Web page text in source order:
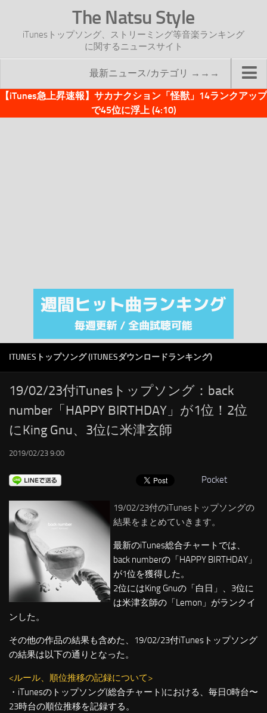
The Natsu Style
iTunesトップソング、ストリーミング等音楽ランキング
に関するニュースサイト
最新ニュース/カテゴリ →→→
TOP
注目カテゴリ
オリジナルiTunes週間トップソング
RSS
LINKS
【iTunes急上昇速報】サカナクション「怪獣」14ランクアップ
で45位に浮上 (4:10)
ITUNESトップソング (ITUNESダウンロードランキング)
19/02/23付iTunesトップソング：back
number「HAPPY BIRTHDAY」が1位！2位
にKing Gnu、3位に米津玄師
2019/02/23 9:00
Pocket
19/02/23付のiTunesトップソングの
結果をまとめていきます。
最新のiTunes総合チャートでは、
back numberの「HAPPY BIRTHDAY」
が1位を獲得した。
2位にはKing Gnuの「白日」、3位に
は米津玄師の「Lemon」がランクイ
ンした。
その他の作品の結果も含めた、19/02/23付iTunesトップソング
の結果は以下の通りとなった。
<ルール、順位推移の記録について>
・iTunesのトップソング(総合チャート)における、毎日0時台〜
23時台の順位推移を記録する。